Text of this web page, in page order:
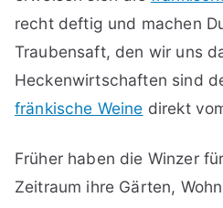
recht deftig und machen
Traubensaft, den wir uns
Heckenwirtschaften sind
fränkische Weine direkt
Früher haben die Winzer
Zeitraum ihre Gärten,